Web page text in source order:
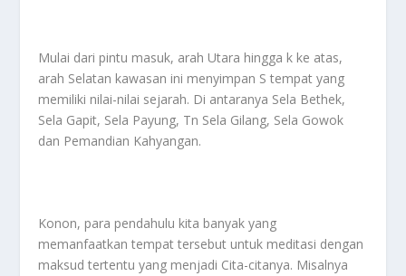
Mulai dari pintu masuk, arah Utara hingga k ke atas,
arah Selatan kawasan ini menyimpan S tempat yang
memiliki nilai-nilai sejarah. Di antaranya Sela Bethek,
Sela Gapit, Sela Payung, Tn Sela Gilang, Sela Gowok
dan Pemandian Kahyangan.
Konon, para pendahulu kita banyak yang
memanfaatkan tempat tersebut untuk meditasi dengan
maksud tertentu yang menjadi Cita-citanya. Misalnya